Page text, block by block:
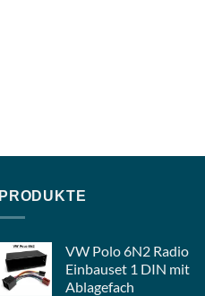
PRODUKTE
VW Polo 6N2 Radio
Einbauset 1 DIN mit
Ablagefach